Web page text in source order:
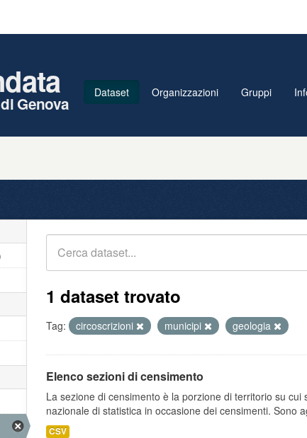
Genova
Dataset Organizzazioni Gruppi
1 dataset trovato
Tag: circoscrizioni municipi geologia
Elenco sezioni di censimento
La sezione di censimento è la porzione di territorio su
nazionale di statistica in occasione dei censimenti. Sono
CSV